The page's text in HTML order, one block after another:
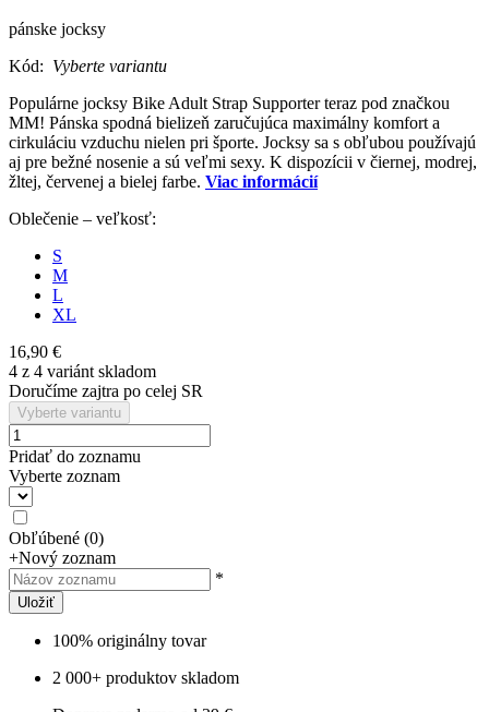
pánske jocksy
Kód: Vyberte variantu
Populárne jocksy Bike Adult Strap Supporter teraz pod značkou
MM! Pánska spodná bielizeň zaručujúca maximálny komfort a
cirkuláciu vzduchu nielen pri športe. Jocksy sa s obľubou používajú
aj pre bežné nosenie a sú veľmi sexy. K dispozícii v čiernej, modrej,
žltej, červenej a bielej farbe. Viac informácií
Oblečenie – veľkosť:
S
M
L
XL
16,90 €
4 z 4 variánt skladom
Doručíme zajtra po celej SR
Vyberte variantu
Pridať do zoznamu
Vyberte zoznam
Obľúbené (0)
+Nový zoznam
*
Uložiť
100% originálny tovar
2 000+ produktov skladom